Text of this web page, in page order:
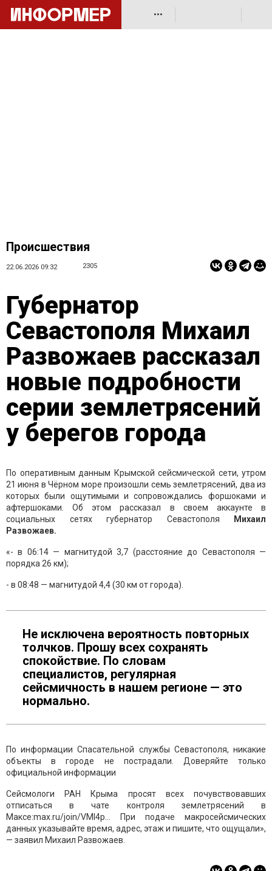
•••
Происшествия
22.06.2026 09:32 2305
Губернатор
Севастополя Михаил
Развожаев рассказал
новые подробности
серии землетрясений
у берегов города
По оперативным данным Крымской сейсмической сети, утром
21 июня в Чёрном море произошли семь землетрясений, два из
которых были ощутимыми и сопровождались форшоками и
афтершоками. Об этом рассказал в своем аккаунте в
социальных сетях губернатор Севастополя
Михаил
Развожаев.
«- в 06:14 — магнитудой 3,7 (расстояние до Севастополя —
порядка 26 км);
- в 08:48 — магнитудой 4,4 (30 км от города).
Не исключена вероятность повторных
толчков. Прошу всех сохранять
спокойствие. По словам
специалистов, регулярная
сейсмичность в нашем регионе — это
нормально.
По информации Спасательной службы Севастополя, никакие
объекты в городе не пострадали. Доверяйте только
официальной информации
Сейсмологи РАН Крыма просят всех почувствовавших
отписаться в чате контроля землетрясений в
Максе:max.ru/join/VMl4p... При подаче макросейсмических
данных указывайте время, адрес, этаж и пишите, что ощущали»,
— заявил Михаил Развожаев.